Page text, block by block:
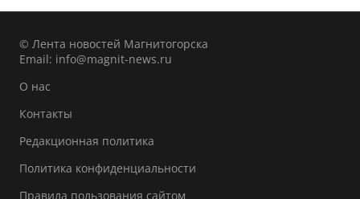
© Лента новостей Магнитогорска
Email: info@magnit-news.ru
О нас
Контакты
Редакционная политика
Политика конфиденциальности
Правила пользования сайтом